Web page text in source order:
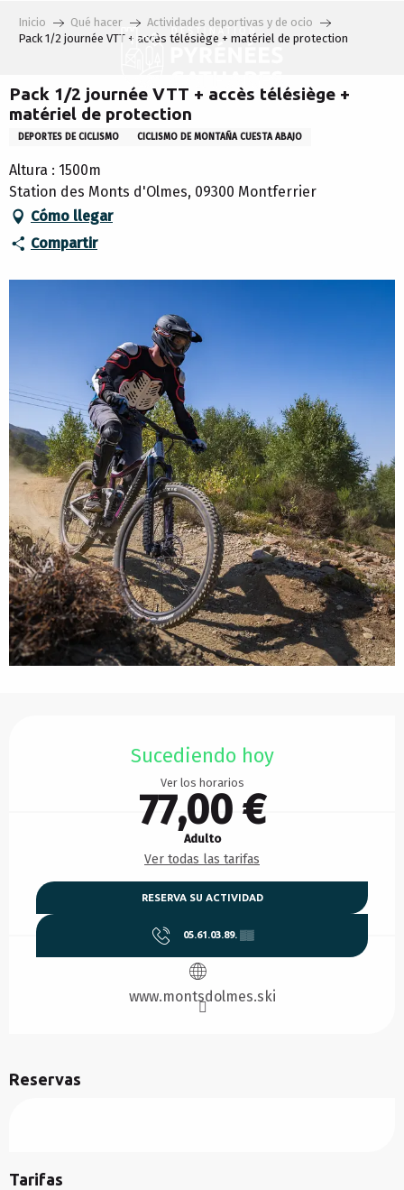
Inicio Qué hacer
Actividades deportivas y de ocio
Pack 1/2 journée VTT + accès télésiège + matériel de protection
Pack 1/2 journée VTT + accès télésiège +
matériel de protection
DEPORTES DE CICLISMO CICLISMO DE MONTAÑA CUESTA ABAJO
Altura : 1500m
Station des Monts d'Olmes, 09300 Montferrier
Cómo llegar
Compartir
Sucediendo hoy
Ver los horarios
77,00 €
Adulto
Ver todas las tarifas
RESERVA SU ACTIVIDAD
05.61.03.89. ▒▒
www.montsdolmes.ski
Reservas
Tarifas